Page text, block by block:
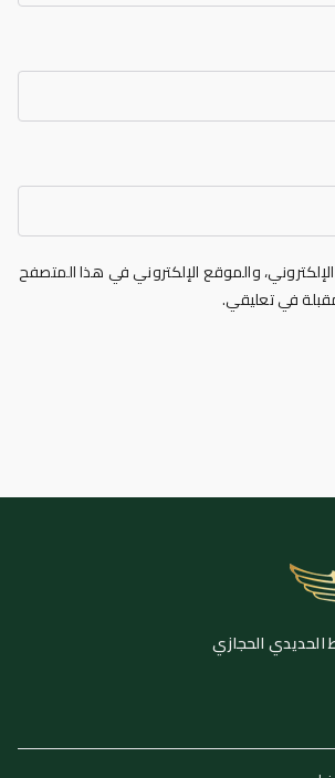
والموقع الإلكتروني في هذا المتصفح
في تعليقي.
الحجازي